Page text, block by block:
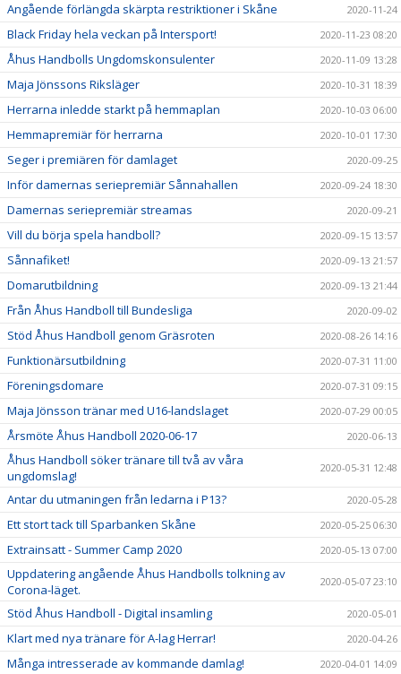
Angående förlängda skärpta restriktioner i Skåne 2020-11-24
Black Friday hela veckan på Intersport! 2020-11-23 08:20
Åhus Handbolls Ungdomskonsulenter 2020-11-09 13:28
Maja Jönssons Riksläger 2020-10-31 18:39
Herrarna inledde starkt på hemmaplan 2020-10-03 06:00
Hemmapremiär för herrarna 2020-10-01 17:30
Seger i premiären för damlaget 2020-09-25
Inför damernas seriepremiär Sånnahallen 2020-09-24 18:30
Damernas seriepremiär streamas 2020-09-21
Vill du börja spela handboll? 2020-09-15 13:57
Sånnafiket! 2020-09-13 21:57
Domarutbildning 2020-09-13 21:44
Från Åhus Handboll till Bundesliga 2020-09-02
Stöd Åhus Handboll genom Gräsroten 2020-08-26 14:16
Funktionärsutbildning 2020-07-31 11:00
Föreningsdomare 2020-07-31 09:15
Maja Jönsson tränar med U16-landslaget 2020-07-29 00:05
Årsmöte Åhus Handboll 2020-06-17 2020-06-13
Åhus Handboll söker tränare till två av våra
ungdomslag!
2020-05-31 12:48
Antar du utmaningen från ledarna i P13? 2020-05-28
Ett stort tack till Sparbanken Skåne 2020-05-25 06:30
Extrainsatt - Summer Camp 2020 2020-05-13 07:00
Uppdatering angående Åhus Handbolls tolkning av
Corona-läget.
2020-05-07 23:10
Stöd Åhus Handboll - Digital insamling 2020-05-01
Klart med nya tränare för A-lag Herrar! 2020-04-26
Många intresserade av kommande damlag! 2020-04-01 14:09